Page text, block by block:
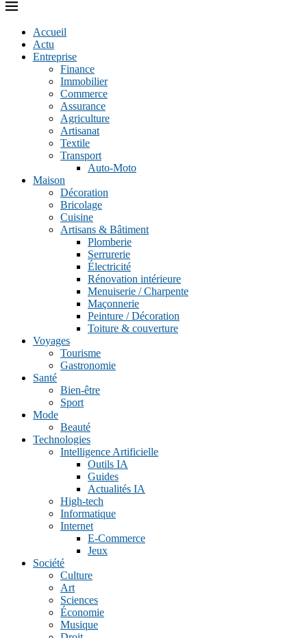
Accueil
Actu
Entreprise
Finance
Immobilier
Commerce
Assurance
Agriculture
Artisanat
Textile
Transport
Auto-Moto
Maison
Décoration
Bricolage
Cuisine
Artisans & Bâtiment
Plomberie
Serrurerie
Électricité
Rénovation intérieure
Menuiserie / Charpente
Maçonnerie
Peinture / Décoration
Toiture & couverture
Voyages
Tourisme
Gastronomie
Santé
Bien-être
Sport
Mode
Beauté
Technologies
Intelligence Artificielle
Outils IA
Guides
Actualités IA
High-tech
Informatique
Internet
E-Commerce
Jeux
Société
Culture
Art
Sciences
Économie
Musique